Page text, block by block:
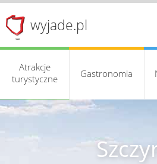
wyjade.pl
Atrakcje
turystyczne
Gastronomia